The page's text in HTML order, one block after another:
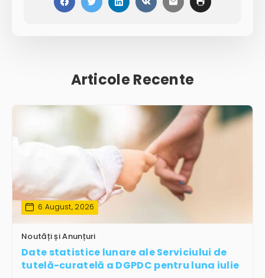
Articole Recente
6 August, 2026
Noutăți și Anunțuri
Date statistice lunare ale Serviciului de
tutelă-curatelă a DGPDC pentru luna iulie